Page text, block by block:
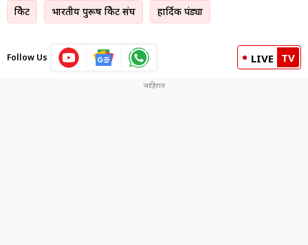
क्रिकेट भारतीय पुरूष क्रिकेट संघ हार्दिक पंड्या
Follow Us LIVE TV